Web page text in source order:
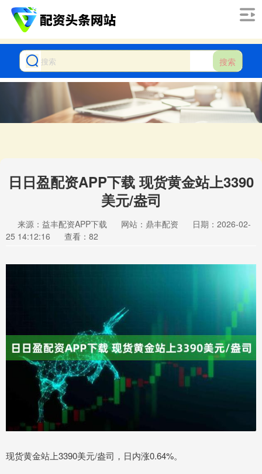
搜索
日日盈配资APP下载 现货黄金站上3390
美元/盎司
来源：益丰配资APP下载 网站：鼎丰配资
日期：2026-02-
25 14:12:16
查看：82
现货黄金站上3390美元/盎司，日内涨0.64%。